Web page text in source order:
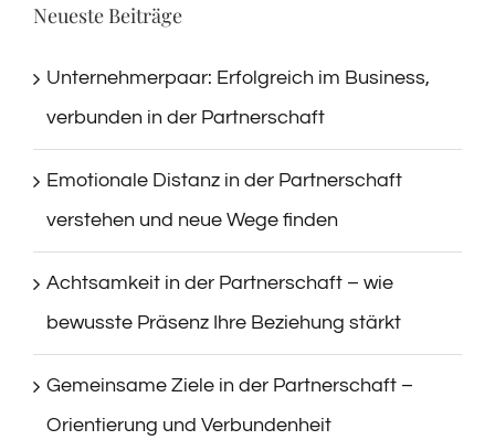
Neueste Beiträge
Unternehmerpaar: Erfolgreich im Business,
verbunden in der Partnerschaft
Emotionale Distanz in der Partnerschaft
verstehen und neue Wege finden
Achtsamkeit in der Partnerschaft – wie
bewusste Präsenz Ihre Beziehung stärkt
Gemeinsame Ziele in der Partnerschaft –
Orientierung und Verbundenheit